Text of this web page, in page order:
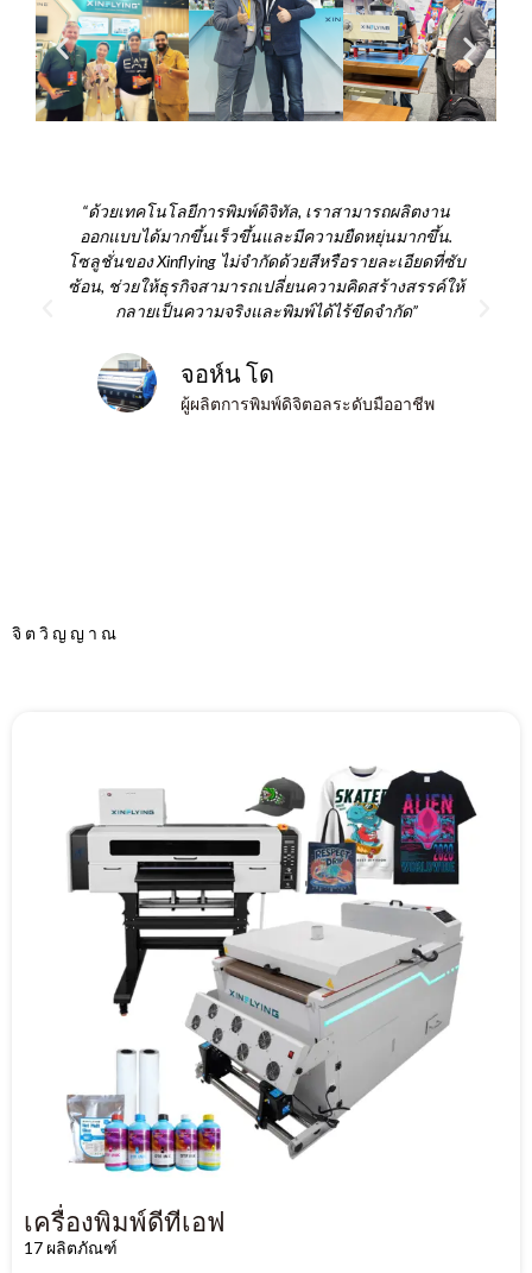
“ด้วยเทคโนโลยีการพิมพ์ดิจิทัล, เราสามารถผลิตงาน
ออกแบบได้มากขึ้นเร็วขึ้นและมีความยืดหยุ่นมากขึ้น.
โซลูชั่นของ Xinflying ไม่จำกัดด้วยสีหรือรายละเอียดที่ซับ
ซ้อน, ช่วยให้ธุรกิจสามารถเปลี่ยนความคิดสร้างสรรค์ให้
กลายเป็นความจริงและพิมพ์ได้ไร้ขีดจำกัด”
จอห์น โด
ผู้ผลิตการพิมพ์ดิจิตอลระดับมืออาชีพ
จิตวิญญาณ
เครื่องพิมพ์ดีทีเอฟ
17 ผลิตภัณฑ์